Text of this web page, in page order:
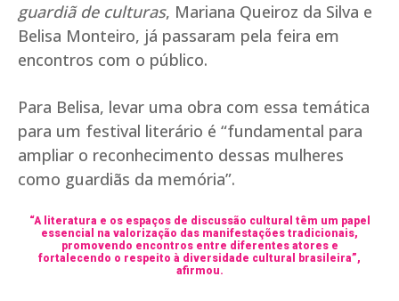
guardiã de culturas, Mariana Queiroz da Silva e
Belisa Monteiro, já passaram pela feira em
encontros com o público.
Para Belisa, levar uma obra com essa temática
para um festival literário é “fundamental para
ampliar o reconhecimento dessas mulheres
como guardiãs da memória”.
“A literatura e os espaços de discussão cultural têm um papel
essencial na valorização das manifestações tradicionais,
promovendo encontros entre diferentes atores e
fortalecendo o respeito à diversidade cultural brasileira”,
afirmou.